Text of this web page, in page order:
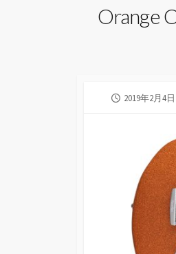
Orange
公
2019年2月4日